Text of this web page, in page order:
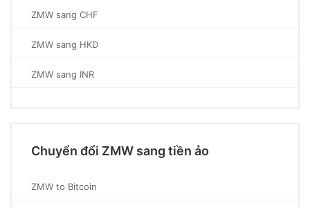
ZMW sang CHF
ZMW sang HKD
ZMW sang INR
Chuyển đổi ZMW sang tiền ảo
ZMW to Bitcoin